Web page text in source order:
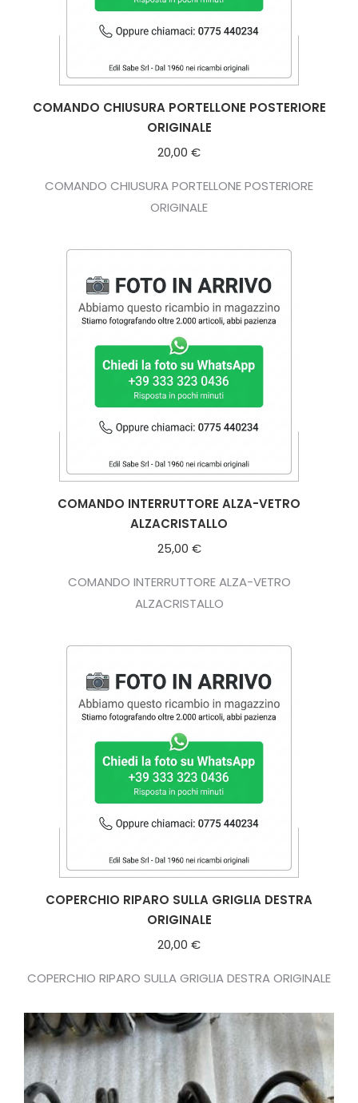
COMANDO CHIUSURA PORTELLONE POSTERIORE
ORIGINALE
20,00 €
COMANDO CHIUSURA PORTELLONE POSTERIORE
ORIGINALE
COMANDO INTERRUTTORE ALZA-VETRO
ALZACRISTALLO
25,00 €
COMANDO INTERRUTTORE ALZA-VETRO
ALZACRISTALLO
COPERCHIO RIPARO SULLA GRIGLIA DESTRA
ORIGINALE
20,00 €
COPERCHIO RIPARO SULLA GRIGLIA DESTRA ORIGINALE